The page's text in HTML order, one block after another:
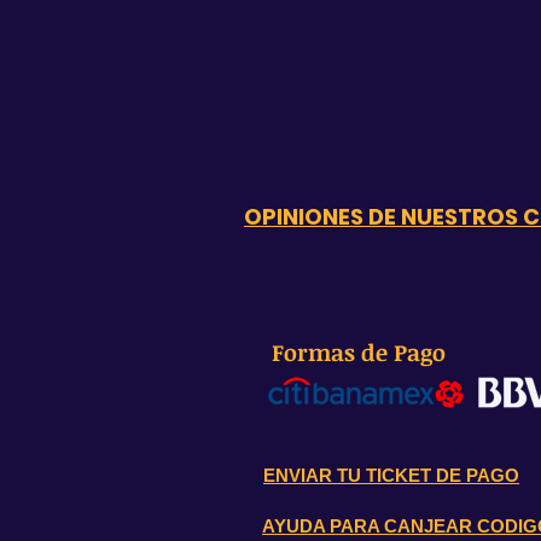
OPINIONES DE NUESTROS
Formas de Pago
ENVIAR TU TICKET DE PAGO
AYUDA PARA CANJEAR